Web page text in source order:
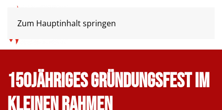
Zum Hauptinhalt springen
150jähriges Gründungsfest im
kleinen Rahmen